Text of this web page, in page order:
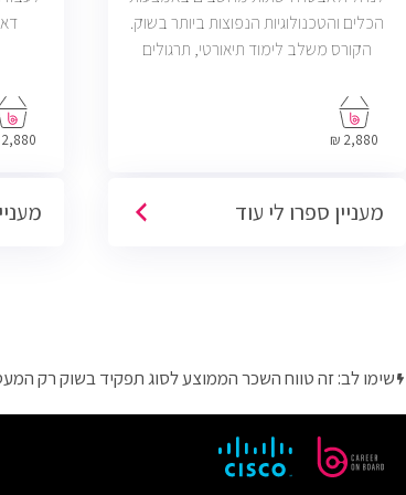
הכלים והטכנולוגיות הנפוצות ביותר בשוק.
הקורס משלב לימוד תיאורטי, תרגולים
שתוכל להתחיל לעבוד במשרות בתחום ה-
IT, Helpdesk, System, Network ו-Cyber.
2,880 ₪
מעניין ספרו לי עוד
2,880 ₪
שימו לב: זה טווח השכר הממוצע לסוג תפקיד בשוק רק